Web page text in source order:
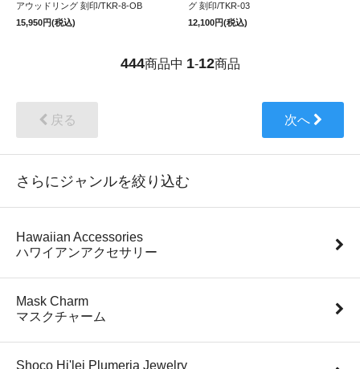
アウッドリング 刻印/TKR-8-OB
15,950円(税込)
グ 刻印/TKR-03
12,100円(税込)
444商品中 1-12商品
戻る 次へ
さらにジャンルを絞り込む
Hawaiian Accessories
ハワイアンアクセサリー
Mask Charm
マスクチャーム
Shoco Hi'lei Plumeria Jewelry